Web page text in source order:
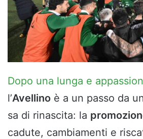
Dopo una lunga e
l’Avellino è a un passo da
sa di rinascita: la
cadute, cambiamenti e